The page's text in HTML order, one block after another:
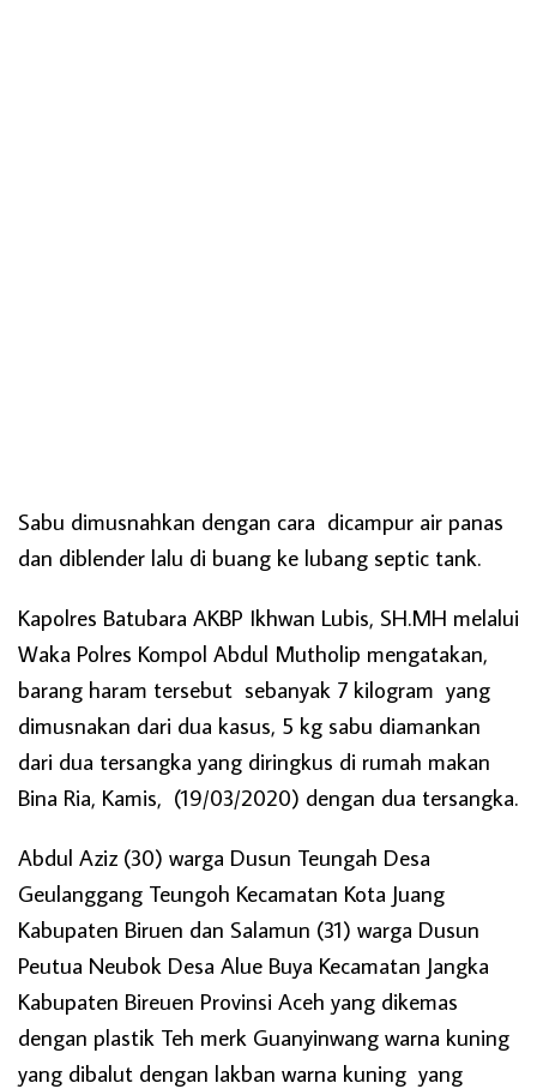
Sabu dimusnahkan dengan cara dicampur air panas
dan diblender lalu di buang ke lubang septic tank.
Kapolres Batubara AKBP Ikhwan Lubis, SH.MH melalui
Waka Polres Kompol Abdul Mutholip mengatakan,
barang haram tersebut sebanyak 7 kilogram yang
dimusnakan dari dua kasus, 5 kg sabu diamankan
dari dua tersangka yang diringkus di rumah makan
Bina Ria, Kamis, (19/03/2020) dengan dua tersangka.
Abdul Aziz (30) warga Dusun Teungah Desa
Geulanggang Teungoh Kecamatan Kota Juang
Kabupaten Biruen dan Salamun (31) warga Dusun
Peutua Neubok Desa Alue Buya Kecamatan Jangka
Kabupaten Bireuen Provinsi Aceh yang dikemas
dengan plastik Teh merk Guanyinwang warna kuning
yang dibalut dengan lakban warna kuning yang